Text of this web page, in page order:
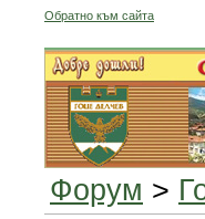
Обратно към сайта
Форум >